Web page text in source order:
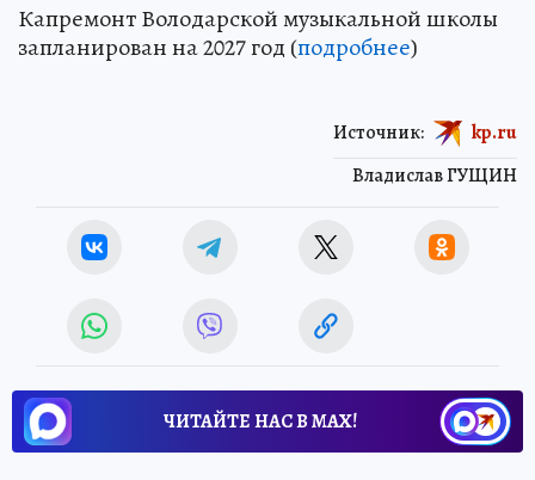
Капремонт Володарской музыкальной школы
запланирован на 2027 год (подробнее)
Владислав ГУЩИН
Источник: kp.ru
ЧИТАЙТЕ НАС В МАХ!